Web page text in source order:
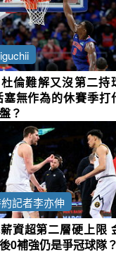
倫難解又沒第二持
塞無作為的休賽季打
？
記者李亦伸
資超第二層硬上限
0補強仍是爭冠球隊？